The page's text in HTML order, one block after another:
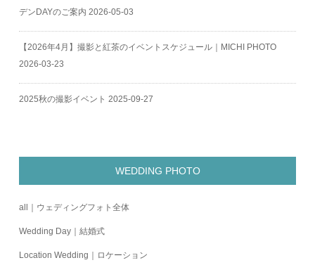
デンDAYのご案内 2026-05-03
【2026年4月】撮影と紅茶のイベントスケジュール｜MICHI PHOTO
2026-03-23
2025秋の撮影イベント 2025-09-27
WEDDING PHOTO
all｜ウェディングフォト全体
Wedding Day｜結婚式
Location Wedding｜ロケーション